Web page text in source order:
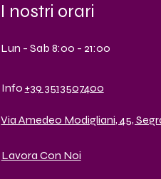
I nostri orari
Lun - Sab 8:00 - 21:00
Info +39 3513507400
Via Amedeo Modigliani, 45,
Lavora Con Noi